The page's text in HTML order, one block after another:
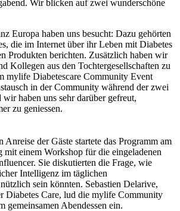
Wir blicken auf zwei wunderschöne
Europa haben uns besucht: Dazu gehörten
die im Internet über ihr Leben mit Diabetes
Produkten berichten. Zusätzlich haben wir
Kollegen aus den Tochtergesellschaften zu
mylife Diabetescare Community Event
in der Community während der zwei
haben uns sehr darüber gefreut,
zu geniessen.
der Gäste startete das Programm am
mit einem Workshop für die eingeladenen
Sie diskutierten die Frage, wie
Intelligenz im täglichen
sein könnten. Sebastien Delarive,
Diabetes Care, lud die mylife Community
gemeinsamen Abendessen ein.